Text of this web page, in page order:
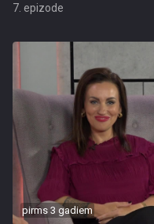
7. epizode
pirms 3 gadiem